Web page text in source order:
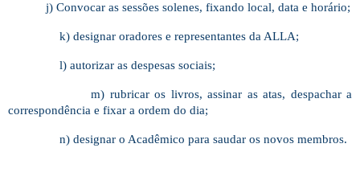
j) Convocar as sessões solenes, fixando local, data e horário;
k) designar oradores e representantes da ALLA;
l) autorizar as despesas sociais;
m) rubricar os livros, assinar as atas, despachar a
correspondência e fixar a ordem do dia;
n) designar o Acadêmico para saudar os novos membros.